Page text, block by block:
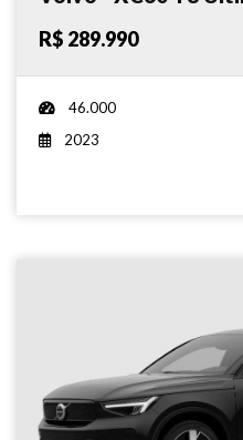
R$ 289.990
46.000
2023